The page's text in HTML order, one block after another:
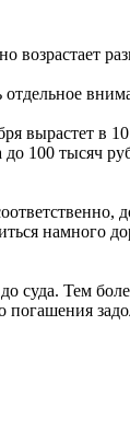
возрастает
отдельное
в
100 тысяч
намного
суда. Тем